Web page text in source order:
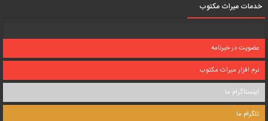
خدمات میراث مکتوب
عضویت در خبرنامه
نرم افزار میراث مکتوب
اینستاگرام ما
تلگرام ما